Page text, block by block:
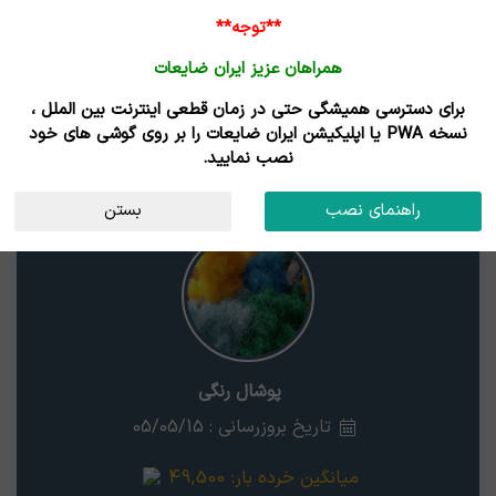
نتایج جستجوی قیمت
استان
پوشال رنگی
تاریخ بروزرسانی : 05/05/15
میانگین خرده بار: 49,500
**توجه**
همراهان عزیز ایران ضایعات
برای دسترسی همیشگی حتی در زمان قطعی اینترنت بین الملل ،
نسخه PWA یا اپلیکیشن ایران ضایعات را بر روی گوشی های خود
نصب نمایید.
راهنمای نصب بستن